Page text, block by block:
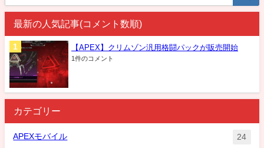
最新の人気記事(コメント数順)
【APEX】クリムゾン汎用格闘パックが販売開始
1件のコメント
カテゴリー
APEXモバイル 24